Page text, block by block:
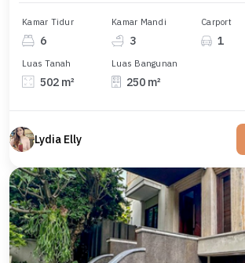
Kamar Tidur
6
Kamar Mandi
3
Carport
1
Luas Tanah
502 m²
Luas Bangunan
250 m²
Lydia Elly